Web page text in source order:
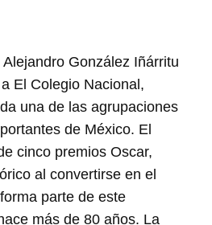
González Iñárritu
El Colegio Nacional,
una de las agrupaciones
de México. El
cinco premios Oscar,
al convertirse en el
parte de este
más de 80 años. La